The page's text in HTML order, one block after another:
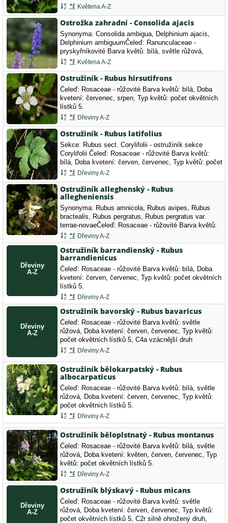
srpen, Typ květů: květy ostatní.
Květena A-Z
Ostrožka zahradní - Consolida ajacis
Synonyma: Consolida ambigua, Delphinium ajacis,
Delphinium ambiguumČeleď: Ranunculaceae -
pryskyřníkovité Barva květů: bílá, světle růžová,
světle fialová, modrá, Doba kvetení: červenec, srpen,
Květena A-Z
Ostružiník - Rubus hirsutifrons
Čeleď: Rosaceae - růžovité Barva květů: bílá, Doba
kvetení: červenec, srpen, Typ květů: počet okvětních
lístků 5.
Dřeviny A-Z
Ostružiník - Rubus latifolius
Sekce: Rubus sect. Corylifolii - ostružiník sekce
Corylifolii Čeleď: Rosaceae - růžovité Barva květů:
bílá, Doba kvetení: červen, červenec, Typ květů: počet
okvětních lístků 5.
Dřeviny A-Z
Ostružiník alleghenský - Rubus
allegheniensis
Synonyma: Rubus amnicola, Rubus avipes, Rubus
bractealis, Rubus pergratus, Rubus pergratus var.
terrae-novaeČeleď: Rosaceae - růžovité Barva květů:
bílá, Doba kvetení: červen, červenec, Typ květů: počet
okvětních lístků 5.
Dřeviny A-Z
Ostružiník barrandienský - Rubus
barrandienicus
Čeleď: Rosaceae - růžovité Barva květů: bílá, Doba
kvetení: červen, červenec, Typ květů: počet okvětních
lístků 5.
Dřeviny A-Z
Ostružiník bavorský - Rubus bavaricus
Čeleď: Rosaceae - růžovité Barva květů: světle
růžová, Doba kvetení: červen, červenec, Typ květů:
počet okvětních lístků 5, C4a vzácnější druh
vyžadující pozornost
Dřeviny A-Z
Ostružiník bělokarpatský - Rubus
albocarpaticus
Čeleď: Rosaceae - růžovité Barva květů: bílá, světle
růžová, Doba kvetení: červen, červenec, Typ květů:
počet okvětních lístků 5.
Dřeviny A-Z
Ostružiník běloplstnatý - Rubus montanus
Čeleď: Rosaceae - růžovité Barva květů: bílá, světle
růžová, Doba kvetení: květen, červen, červenec, Typ
květů: počet okvětních lístků 5.
Dřeviny A-Z
Ostružiník blýskavý - Rubus micans
Čeleď: Rosaceae - růžovité Barva květů: světle
růžová, Doba kvetení: červen, červenec, Typ květů:
počet okvětních lístků 5, C2r silně ohrožený druh,